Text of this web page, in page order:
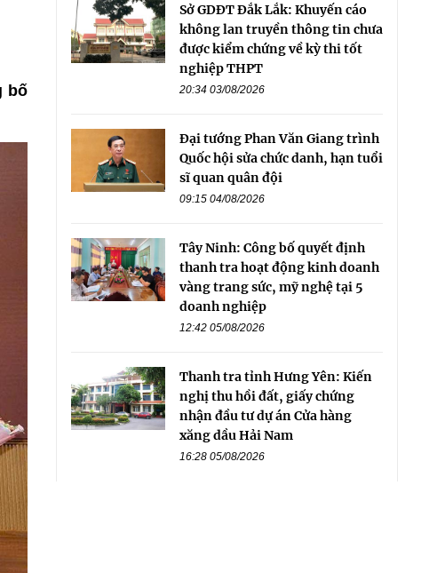
bố
Sở GDĐT Đắk Lắk: Khuyến cáo
không lan truyền thông tin chưa
được kiểm chứng về kỳ thi tốt
nghiệp THPT
20:34 03/08/2026
Đại tướng Phan Văn Giang trình
Quốc hội sửa chức danh, hạn tuổi
sĩ quan quân đội
09:15 04/08/2026
Tây Ninh: Công bố quyết định
thanh tra hoạt động kinh doanh
vàng trang sức, mỹ nghệ tại 5
doanh nghiệp
12:42 05/08/2026
Thanh tra tỉnh Hưng Yên: Kiến
nghị thu hồi đất, giấy chứng
nhận đầu tư dự án Cửa hàng
xăng dầu Hải Nam
16:28 05/08/2026